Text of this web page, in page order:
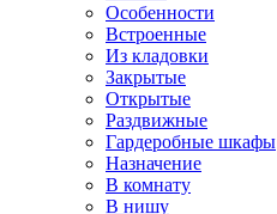
Особенности
Встроенные
Из кладовки
Закрытые
Открытые
Раздвижные
Гардеробные шкафы
Назначение
В комнату
В нишу